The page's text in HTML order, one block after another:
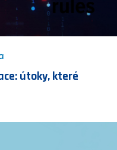
útoky, které